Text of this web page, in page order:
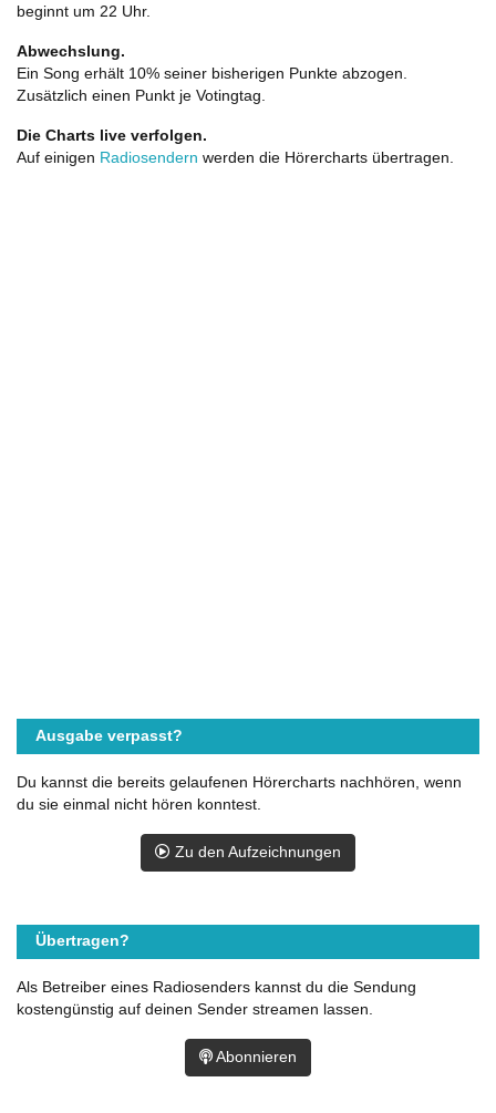
beginnt um 22 Uhr.
Abwechslung.
Ein Song erhält 10% seiner bisherigen Punkte abzogen.
Zusätzlich einen Punkt je Votingtag.
Die Charts live verfolgen.
Auf einigen Radiosendern werden die Hörercharts übertragen.
Ausgabe verpasst?
Du kannst die bereits gelaufenen Hörercharts nachhören, wenn
du sie einmal nicht hören konntest.
Zu den Aufzeichnungen
Übertragen?
Als Betreiber eines Radiosenders kannst du die Sendung
kostengünstig auf deinen Sender streamen lassen.
Abonnieren